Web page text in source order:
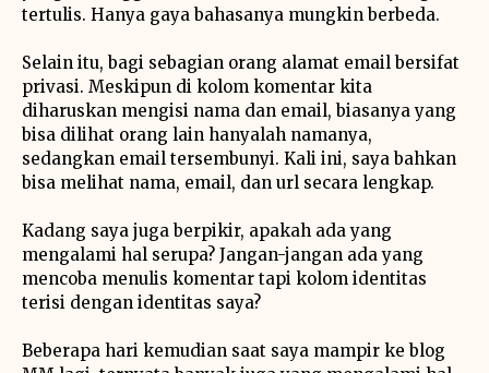
tertulis. Hanya gaya bahasanya mungkin berbeda.
Selain itu, bagi sebagian orang alamat email bersifat
privasi. Meskipun di kolom komentar kita
diharuskan mengisi nama dan email, biasanya yang
bisa dilihat orang lain hanyalah namanya,
sedangkan email tersembunyi. Kali ini, saya bahkan
bisa melihat nama, email, dan url secara lengkap.
Kadang saya juga berpikir, apakah ada yang
mengalami hal serupa? Jangan-jangan ada yang
mencoba menulis komentar tapi kolom identitas
terisi dengan identitas saya?
Beberapa hari kemudian saat saya mampir ke blog